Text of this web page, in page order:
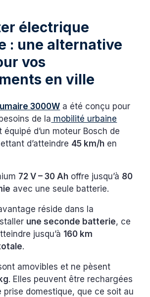
électrique
: une alternative
vos
en ville
3000W a été conçu pour
de la mobilité urbaine
équipé d’un moteur Bosch de
d’atteindre 45 km/h en
72 V – 30 Ah offre jusqu’à 80
avec une seule batterie.
réside dans la
une seconde batterie, ce
jusqu’à 160 km
.
amovibles et ne pèsent
. Elles peuvent être rechargées
prise domestique, que ce soit au